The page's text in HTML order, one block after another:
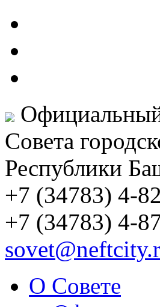
Совета
Республики
+7 (34783) 4-
+7 (34783) 4-
О Совете